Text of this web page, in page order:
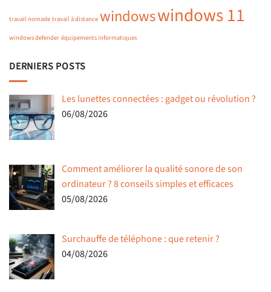
travail nomade travail à distance windowswindows 11
windows defender équipements informatiques
DERNIERS POSTS
Les lunettes connectées : gadget ou révolution ?
06/08/2026
Comment améliorer la qualité sonore de son
ordinateur ? 8 conseils simples et efficaces
05/08/2026
Surchauffe de téléphone : que retenir ?
04/08/2026